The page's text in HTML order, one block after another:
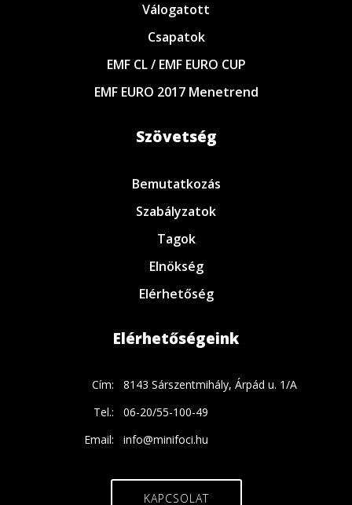
Válogatott
Csapatok
EMF CL / EMF EURO CUP
EMF EURO 2017 Menetrend
Szövetség
Bemutatkozás
Szabályzatok
Tagok
Elnökség
Elérhetőség
Elérhetőségeink
Cím:
8143 Sárszentmihály, Árpád u. 1/A
Tel.:
06-20/55-100-49
Email:
info@minifoci.hu
KAPCSOLAT